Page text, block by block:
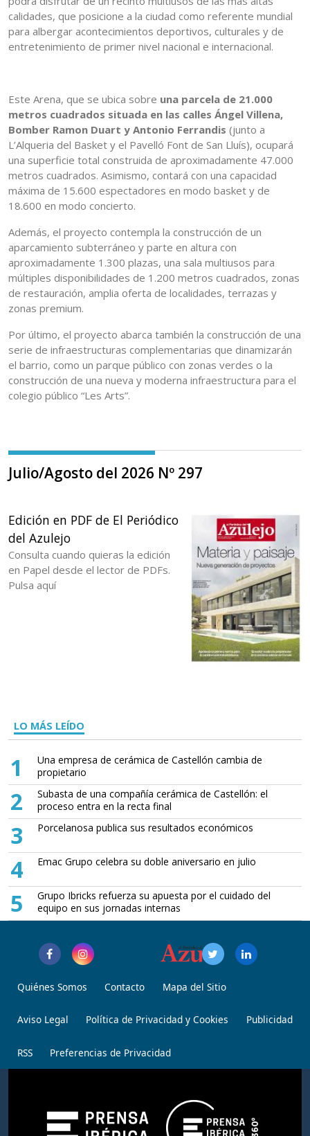
calidades, que posicione a la ciudad como referente mundial
para albergar acontecimientos deportivos, culturales y de
entretenimiento de primer nivel nacional e internacional.
Este Arena, que se ubica sobre una parcela de 21.000
metros cuadrados situada en las calles Ángel Villena,
Bomber Ramon Duart y Antonio Ferrandis (junto a
L’Alqueria del Basket y el Pavelló Font de San Lluís), ocupará
una superficie total construida de aproximadamente 47.000
metros cuadrados. Asimismo, contará con una capacidad
máxima de 15.600 espectadores en modo basket y de
18.600 en modo concierto.
Además, el proyecto contempla la construcción de un
aparcamiento subterráneo y parte en altura con
aproximadamente 1.300 plazas, una sala multiusos para
múltiples disponibilidades de 1.200 metros cuadrados, zonas
de restauración, amplia oferta de localidades, terrazas y
zonas premium.
Por último, el proyecto abarca también la construcción de una
serie de infraestructuras complementarias que dinamizarán
el barrio, como un parque público con zonas verdes o la
construcción de una nueva y moderna infraestructura para el
colegio público “Les Arts”.
Julio/Agosto del 2026 Nº 297
Edición en PDF de El Periódico
del Azulejo
Consulta cuando quieras la edición
en Papel desde el lector de PDFs.
Pulsa aquí
LO MÁS LEÍDO
1
Una empresa de cerámica de Castellón cambia de
propietario
2
Subasta de una compañía cerámica de Castellón: el
proceso entra en la recta final
3 Porcelanosa publica sus resultados económicos
4 Emac Grupo celebra su doble aniversario en julio
5
Grupo Ibricks refuerza su apuesta por el cuidado del
equipo en sus jornadas internas
Quiénes Somos Contacto Mapa del Sitio
Aviso Legal Política de Privacidad y Cookies Publicidad
RSS Preferencias de Privacidad